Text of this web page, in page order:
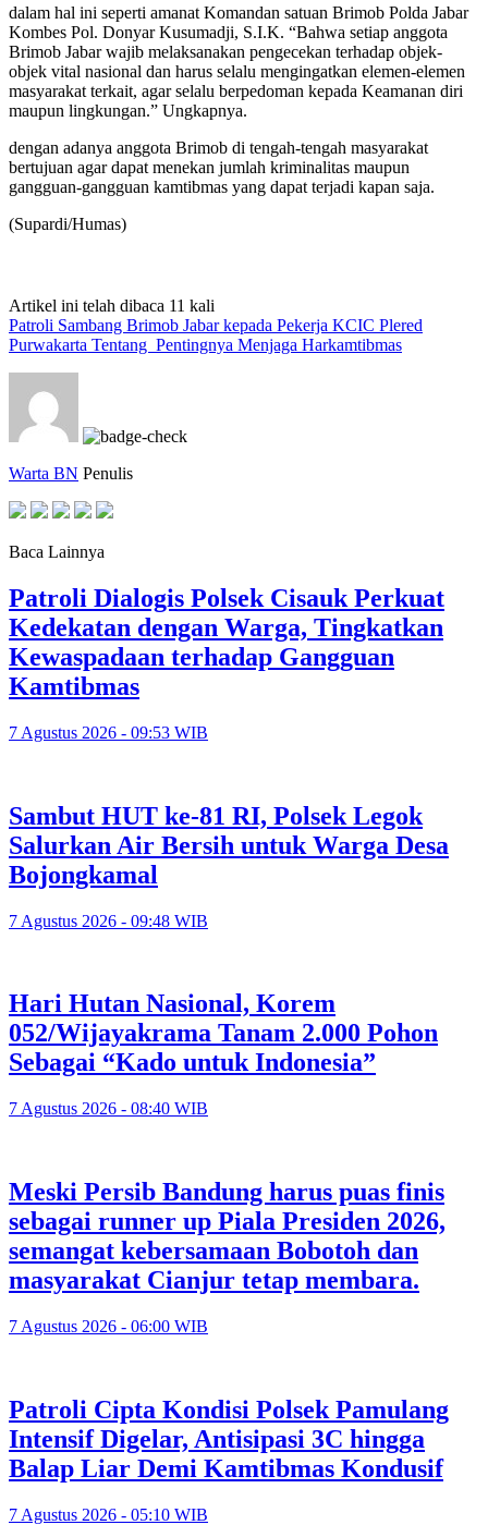
dalam hal ini seperti amanat Komandan satuan Brimob Polda Jabar
Kombes Pol. Donyar Kusumadji, S.I.K. “Bahwa setiap anggota
Brimob Jabar wajib melaksanakan pengecekan terhadap objek-
objek vital nasional dan harus selalu mengingatkan elemen-elemen
masyarakat terkait, agar selalu berpedoman kepada Keamanan diri
maupun lingkungan.” Ungkapnya.
dengan adanya anggota Brimob di tengah-tengah masyarakat
bertujuan agar dapat menekan jumlah kriminalitas maupun
gangguan-gangguan kamtibmas yang dapat terjadi kapan saja.
(Supardi/Humas)
Artikel ini telah dibaca 11 kali
Patroli Sambang Brimob Jabar kepada Pekerja KCIC Plered
Purwakarta Tentang Pentingnya Menjaga Harkamtibmas
Warta BN Penulis
Baca Lainnya
Patroli Dialogis Polsek Cisauk Perkuat
Kedekatan dengan Warga, Tingkatkan
Kewaspadaan terhadap Gangguan
Kamtibmas
7 Agustus 2026 - 09:53 WIB
Sambut HUT ke-81 RI, Polsek Legok
Salurkan Air Bersih untuk Warga Desa
Bojongkamal
7 Agustus 2026 - 09:48 WIB
Hari Hutan Nasional, Korem
052/Wijayakrama Tanam 2.000 Pohon
Sebagai “Kado untuk Indonesia”
7 Agustus 2026 - 08:40 WIB
Meski Persib Bandung harus puas finis
sebagai runner up Piala Presiden 2026,
semangat kebersamaan Bobotoh dan
masyarakat Cianjur tetap membara.
7 Agustus 2026 - 06:00 WIB
Patroli Cipta Kondisi Polsek Pamulang
Intensif Digelar, Antisipasi 3C hingga
Balap Liar Demi Kamtibmas Kondusif
7 Agustus 2026 - 05:10 WIB